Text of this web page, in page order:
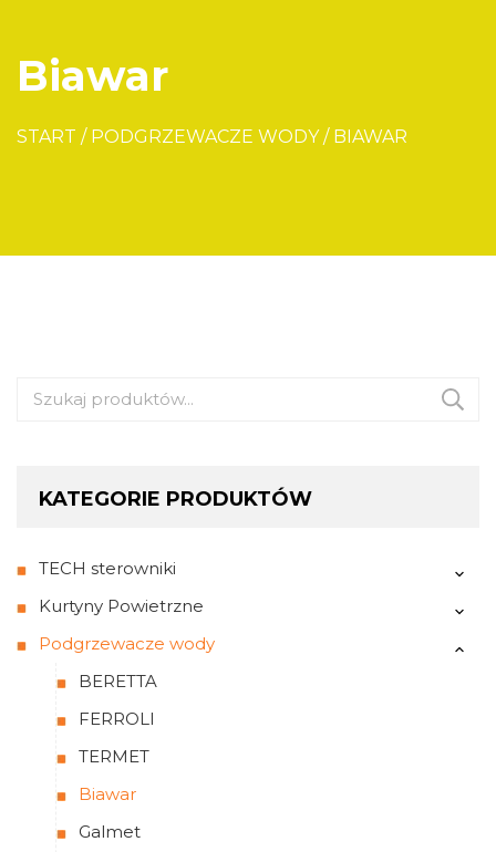
Biawar
START / PODGRZEWACZE WODY / BIAWAR
Szukaj:
KATEGORIE PRODUKTÓW
TECH sterowniki
Kurtyny Powietrzne
Podgrzewacze wody
BERETTA
FERROLI
TERMET
Biawar
Galmet